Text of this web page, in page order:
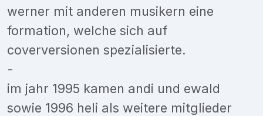
werner mit anderen musikern eine
formation, welche sich auf
coverversionen spezialisierte.
-
im jahr 1995 kamen andi und ewald
sowie 1996 heli als weitere mitglieder